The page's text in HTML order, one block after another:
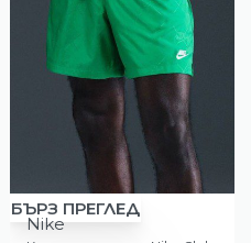
-11%
БЪРЗ ПРЕГЛЕД
Nike